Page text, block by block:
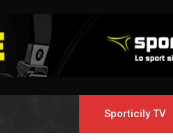
Sporticily TV